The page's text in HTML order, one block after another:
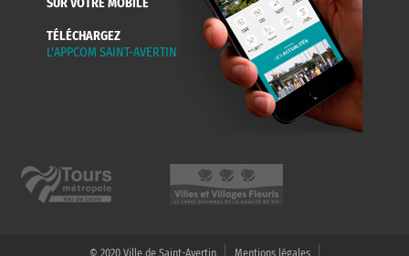
SUR VOTRE MOBILE
TÉLÉCHARGEZ
L'APPCOM SAINT-AVERTIN
© 2020 Ville de Saint-Avertin Mentions légales